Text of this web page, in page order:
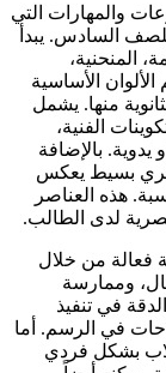
والمهارات التي
السادس. يبدأ
المنحنية،
الأساسية
منها. يشمل
الفنية،
بالإضافة
بسيط يعكس
هذه العناصر
لدى الطالب.
فعالة من خلال
وممارسة
في تنفيذ
في الرسم. أما
بشكل فردي